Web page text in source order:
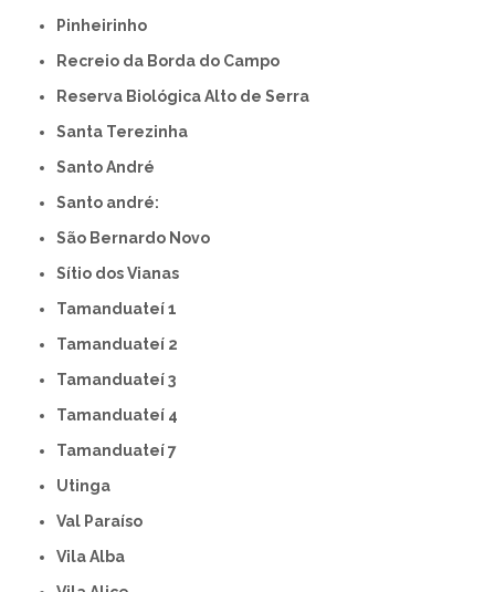
Pinheirinho
Recreio da Borda do Campo
Reserva Biológica Alto de Serra
Santa Terezinha
Santo André
Santo andré:
São Bernardo Novo
Sítio dos Vianas
Tamanduateí 1
Tamanduateí 2
Tamanduateí 3
Tamanduateí 4
Tamanduateí 7
Utinga
Val Paraíso
Vila Alba